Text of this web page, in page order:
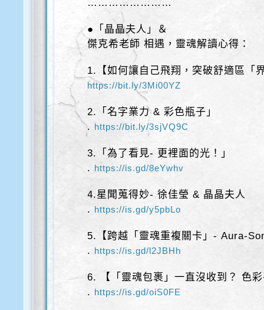
……………………
●「晶晶夫人」＆
傑克希老師 相遇，靈魂解讀心得：
1.【如何讓自己飛翔，突破舒適區「
https://bit.ly/3Mi00YZ
2.「名字業力 & 彩色瓶子」
. https://bit.ly/3sjVQ9C
3.「為了看見- 更裡面的光！」
. https://is.gd/8eYwhv
4.星聞蒐得妙- 徐佳瑩 & 晶晶夫人
. https://is.gd/y5pbLo
5.【跨越「靈魂重複關卡」- Aura-
. https://is.gd/l2JBHh
6. 【「靈魂包裹」一直沒收到？ 色
. https://is.gd/oiS0FE